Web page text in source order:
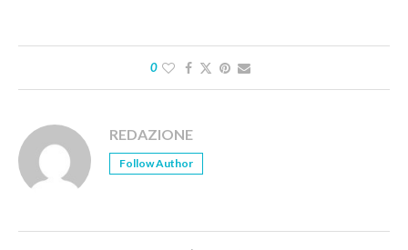
0
REDAZIONE
Follow Author